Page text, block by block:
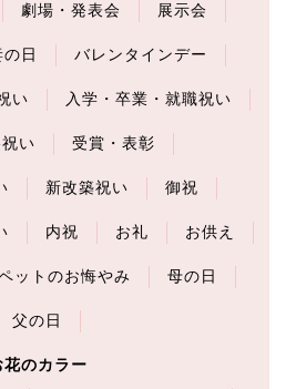
劇場・発表会 展示会
日 バレンタインデー
い 入学・卒業・就職祝い
い 受賞・表彰
新改築祝い 御祝
内祝 お礼 お供え
ットのお悔やみ 母の日
父の日
花のカラー